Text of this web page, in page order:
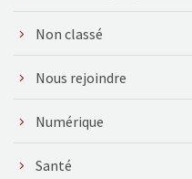
Non classé
Nous rejoindre
Numérique
Santé